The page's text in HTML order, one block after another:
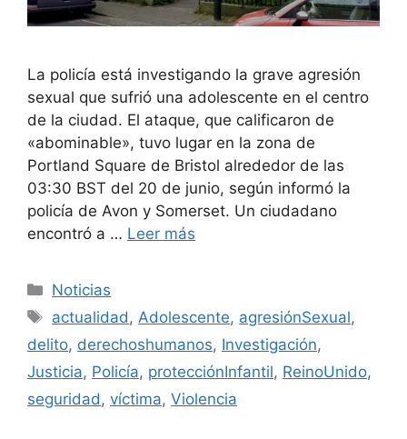
La policía está investigando la grave agresión
sexual que sufrió una adolescente en el centro
de la ciudad. El ataque, que calificaron de
«abominable», tuvo lugar en la zona de
Portland Square de Bristol alrededor de las
03:30 BST del 20 de junio, según informó la
policía de Avon y Somerset. Un ciudadano
encontró a … Leer más
Categorías
Noticias
Etiquetas
actualidad , Adolescente, agresiónSexual,
delito, derechoshumanos, Investigación,
Justicia, Policía, protecciónInfantil, ReinoUnido,
seguridad , víctima, Violencia